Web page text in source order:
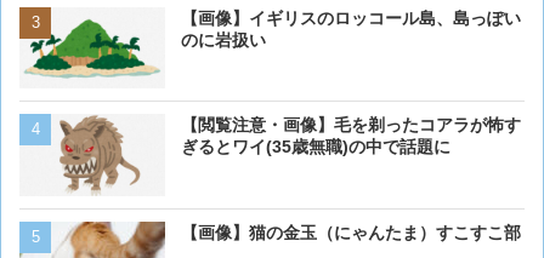
【画像】イギリスのロッコール島、島っぽい
のに岩扱い
【閲覧注意・画像】毛を剃ったコアラが怖す
ぎるとワイ(35歳無職)の中で話題に
【画像】猫の金玉（にゃんたま）すこすこ部
【画像】イギリスのロッコ
【画像】猫が抱きついてく
【画像】 アメリカのケー